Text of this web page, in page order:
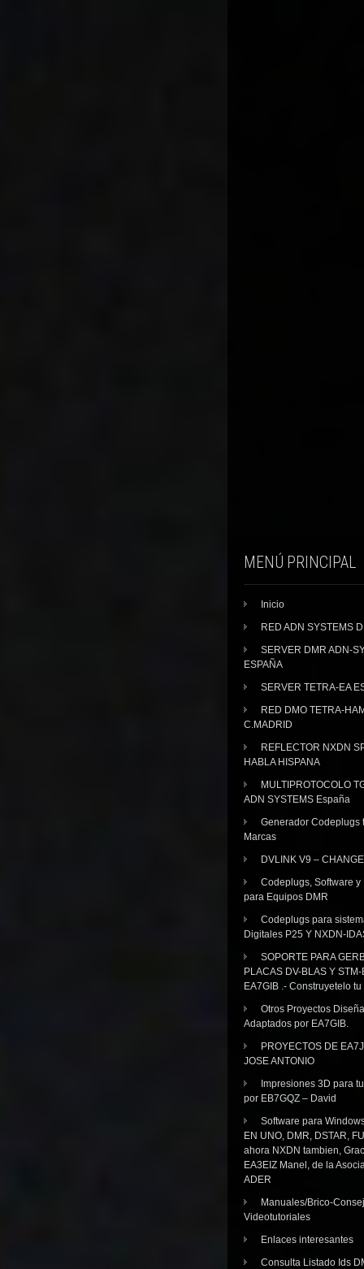
MENÚ PRINCIPAL
Inicio
RED ADN SYSTEMS
SERVER DMR ADN-
ESPAÑA
SERVER TETRA-EA
RED DMO TETRA-
C.MADRID
REFLECTOR NXDN
HABLA HISPANA
MULTIPROTOCOLO
ADN SYSTEMS España
Generador Codeplugs
Marcas
DVLINK V9 –
Codeplugs, Software y
para Equipos DMR
Codeplugs para
Digitales P25 Y NXDN-
SOPORTE PARA
PLACAS DV-BLAS Y
EA7GIB .- Construyetelo
Otros Proyectos
Adaptados por EA7GIB.
PROYECTOS DE
JOSE ANTONIO
Impresiones 3D para
por EB7GQZ – David
Software para
EN UNO, DMR, DSTAR,
ahora NXDN tambien,
EA3EIZ Manel, de la
ADER
Manuales/Brico-
Videotutoriales
Enlaces interesantes
Consulta Listado Ids